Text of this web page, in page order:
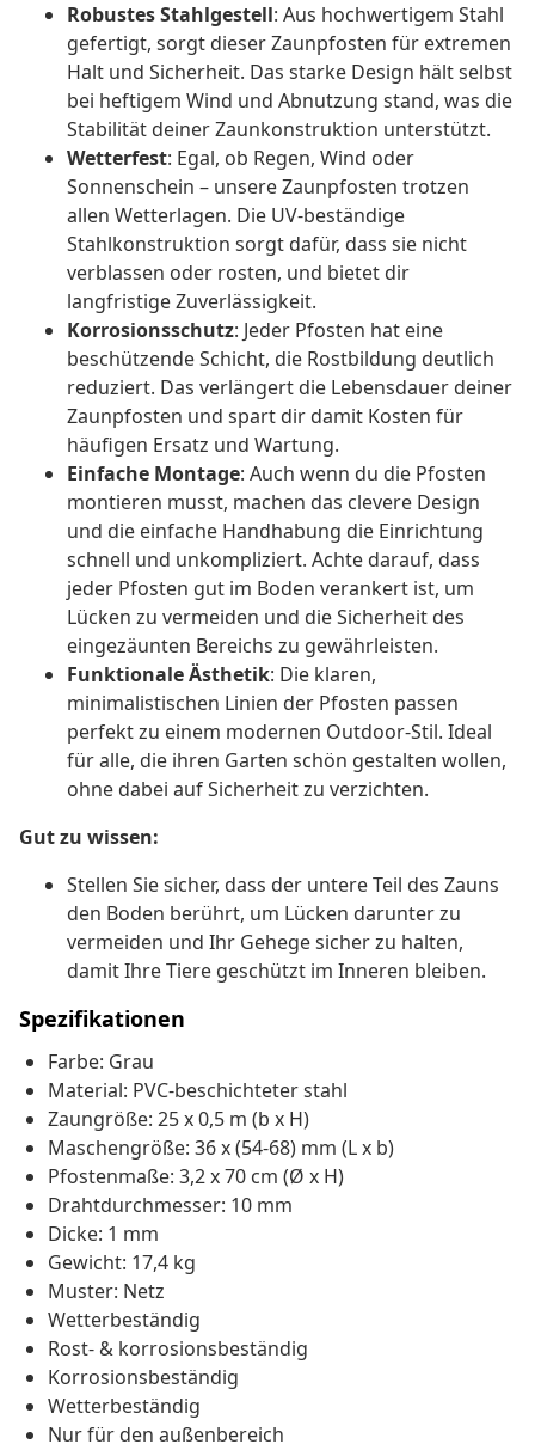
Robustes Stahlgestell: Aus hochwertigem Stahl
gefertigt, sorgt dieser Zaunpfosten für extremen
Halt und Sicherheit. Das starke Design hält selbst
bei heftigem Wind und Abnutzung stand, was die
Stabilität deiner Zaunkonstruktion unterstützt.
Wetterfest: Egal, ob Regen, Wind oder
Sonnenschein – unsere Zaunpfosten trotzen
allen Wetterlagen. Die UV-beständige
Stahlkonstruktion sorgt dafür, dass sie nicht
verblassen oder rosten, und bietet dir
langfristige Zuverlässigkeit.
Korrosionsschutz: Jeder Pfosten hat eine
beschützende Schicht, die Rostbildung deutlich
reduziert. Das verlängert die Lebensdauer deiner
Zaunpfosten und spart dir damit Kosten für
häufigen Ersatz und Wartung.
Einfache Montage: Auch wenn du die Pfosten
montieren musst, machen das clevere Design
und die einfache Handhabung die Einrichtung
schnell und unkompliziert. Achte darauf, dass
jeder Pfosten gut im Boden verankert ist, um
Lücken zu vermeiden und die Sicherheit des
eingezäunten Bereichs zu gewährleisten.
Funktionale Ästhetik: Die klaren,
minimalistischen Linien der Pfosten passen
perfekt zu einem modernen Outdoor-Stil. Ideal
für alle, die ihren Garten schön gestalten wollen,
ohne dabei auf Sicherheit zu verzichten.
Gut zu wissen:
Stellen Sie sicher, dass der untere Teil des Zauns
den Boden berührt, um Lücken darunter zu
vermeiden und Ihr Gehege sicher zu halten,
damit Ihre Tiere geschützt im Inneren bleiben.
Spezifikationen
Farbe: Grau
Material: PVC-beschichteter stahl
Zaungröße: 25 x 0,5 m (b x H)
Maschengröße: 36 x (54-68) mm (L x b)
Pfostenmaße: 3,2 x 70 cm (Ø x H)
Drahtdurchmesser: 10 mm
Dicke: 1 mm
Gewicht: 17,4 kg
Muster: Netz
Wetterbeständig
Rost- & korrosionsbeständig
Korrosionsbeständig
Wetterbeständig
Nur für den außenbereich